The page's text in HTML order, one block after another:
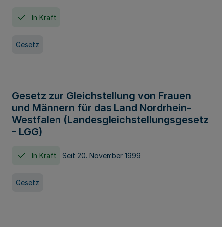
In Kraft
Gesetz
Gesetz zur Gleichstellung von Frauen
und Männern für das Land Nordrhein-
Westfalen (Landesgleichstellungsgesetz
- LGG)
In Kraft Seit 20. November 1999
Gesetz